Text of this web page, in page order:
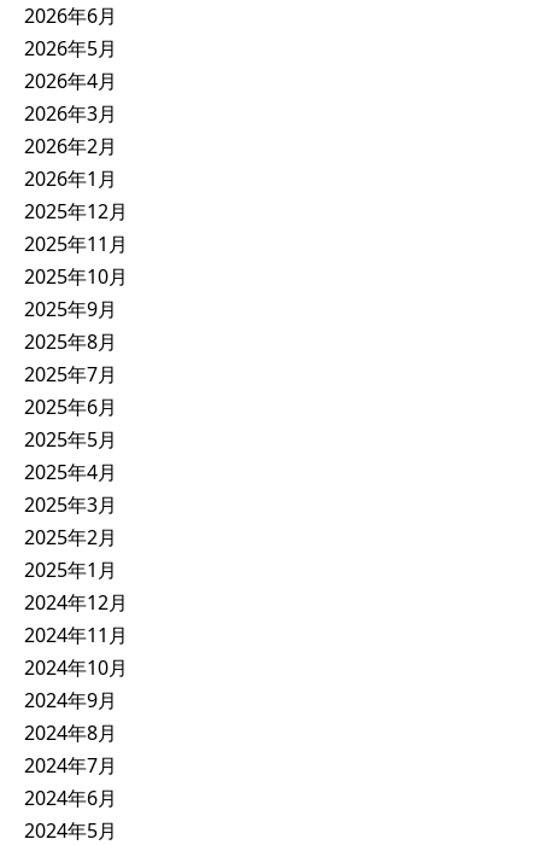
2026年6月
2026年5月
2026年4月
2026年3月
2026年2月
2026年1月
2025年12月
2025年11月
2025年10月
2025年9月
2025年8月
2025年7月
2025年6月
2025年5月
2025年4月
2025年3月
2025年2月
2025年1月
2024年12月
2024年11月
2024年10月
2024年9月
2024年8月
2024年7月
2024年6月
2024年5月